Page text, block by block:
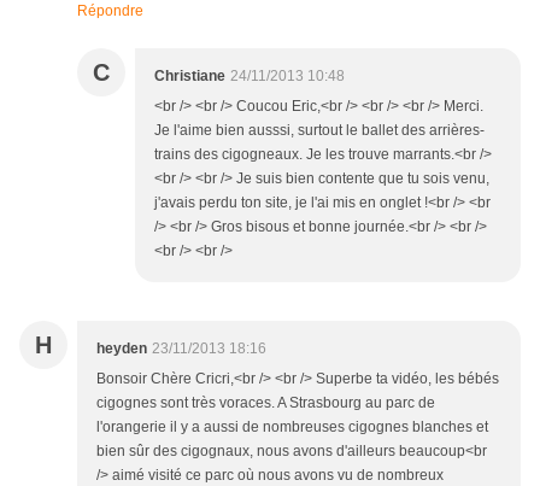
Répondre
C Christiane 24/11/2013 10:48
<br /> <br /> Coucou Eric,<br /> <br /> <br /> Merci.
Je l'aime bien ausssi, surtout le ballet des arrières-
trains des cigogneaux. Je les trouve marrants.<br />
<br /> <br /> Je suis bien contente que tu sois venu,
j'avais perdu ton site, je l'ai mis en onglet !<br /> <br
/> <br /> Gros bisous et bonne journée.<br /> <br />
<br /> <br />
H heyden 23/11/2013 18:16
Bonsoir Chère Cricri,<br /> <br /> Superbe ta vidéo, les bébés
cigognes sont très voraces. A Strasbourg au parc de
l'orangerie il y a aussi de nombreuses cigognes blanches et
bien sûr des cigognaux, nous avons d'ailleurs beaucoup<br
/> aimé visité ce parc où nous avons vu de nombreux